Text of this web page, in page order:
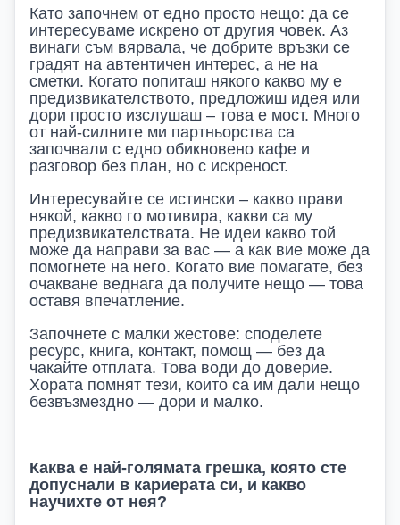
Като започнем от едно просто нещо: да се
интересуваме искрено от другия човек. Аз
винаги съм вярвала, че добрите връзки се
градят на автентичен интерес, а не на
сметки. Когато попиташ някого какво му е
предизвикателството, предложиш идея или
дори просто изслушаш – това е мост. Много
от най-силните ми партньорства са
започвали с едно обикновено кафе и
разговор без план, но с искреност.
Интересувайте се истински – какво прави
някой, какво го мотивира, какви са му
предизвикателствата. Не идеи какво той
може да направи за вас — а как вие може да
помогнете на него. Когато вие помагате, без
очакване веднага да получите нещо — това
оставя впечатление.
Започнете с малки жестове: споделете
ресурс, книга, контакт, помощ — без да
чакайте отплата. Това води до доверие.
Хората помнят тези, които са им дали нещо
безвъзмездно — дори и малко.
Каква е най-голямата грешка, която сте
допуснали в кариерата си, и какво
научихте от нея?